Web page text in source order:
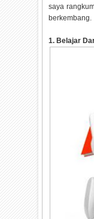
saya
berkembang.
1. Belajar